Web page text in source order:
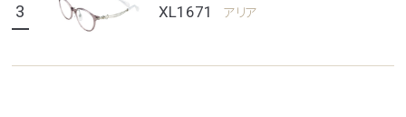
3 XL1671 アリア